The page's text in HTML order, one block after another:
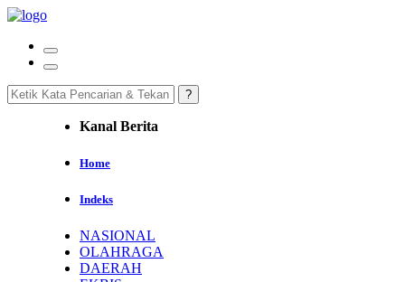
Kanal Berita
Home
Indeks
NASIONAL
OLAHRAGA
DAERAH